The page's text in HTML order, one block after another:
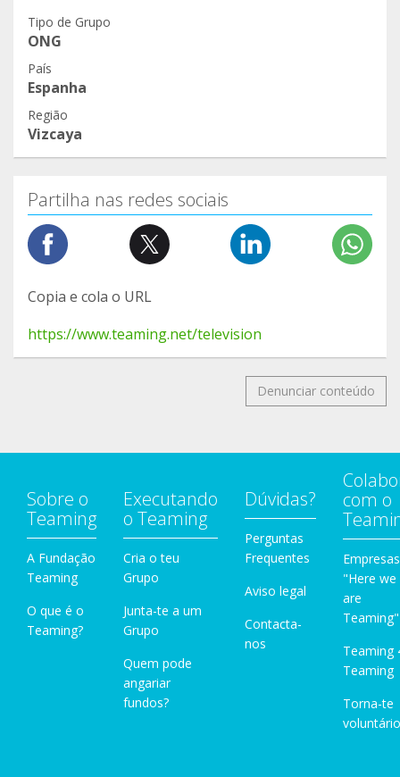
Tipo de Grupo
ONG
País
Espanha
Região
Vizcaya
Partilha nas redes sociais
Copia e cola o URL
https://www.teaming.net/television
Denunciar conteúdo
Sobre o
Teaming
A Fundação
Teaming
O que é o
Teaming?
Executando
o Teaming
Cria o teu
Grupo
Junta-te a um
Grupo
Quem pode
angariar
fundos?
Dúvidas?
Perguntas
Frequentes
Aviso legal
Contacta-
nos
com o
Empresas
"Here we
are
Teaming"
Teaming
Teaming
Torna-te